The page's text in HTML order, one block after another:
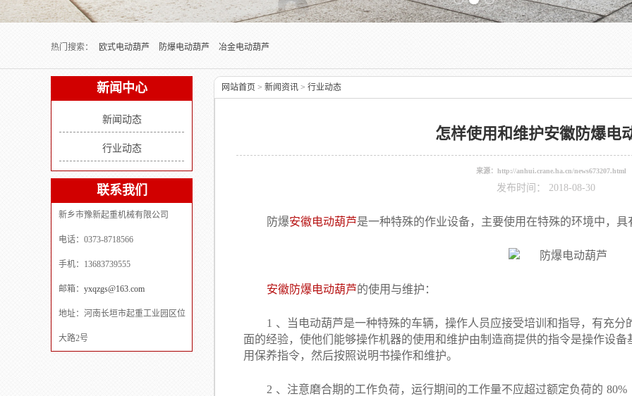
热门搜索：
欧式电动葫芦 防爆电动葫芦 冶金电动葫芦
新闻中心
新闻动态
行业动态
联系我们
新乡市豫新起重机械有限公司
电话：0373-8718566
手机：13683739555
邮箱： yxqzgs@163.com
地址：河南长垣市起重工业园区位
大路2号
网站首页 > 新闻资讯 > 行业动态
怎样使用和维护安徽防爆电
来源： http://anhui.crane.ha.cn/news673207.html
发布时间： 2018-08-30
防爆安徽电动葫芦是一种特殊的作业设备，主要使用在特殊的环境中，
安徽防爆电动葫芦的使用与维护：
1 、当电动葫芦是一种特殊的车辆，操作人员应接受培训和指导，有充
面的经验，使他们能够操作机器的使用和维护由制造商提供的指令是操作设
用保养指令，然后按照说明书操作和维护。
2 、注意磨合期的工作负荷，运行期间的工作量不应超过额定负荷的 80%